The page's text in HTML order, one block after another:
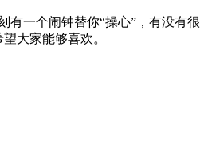
有一个闹钟替你“操心”，有没有很
大家能够喜欢。